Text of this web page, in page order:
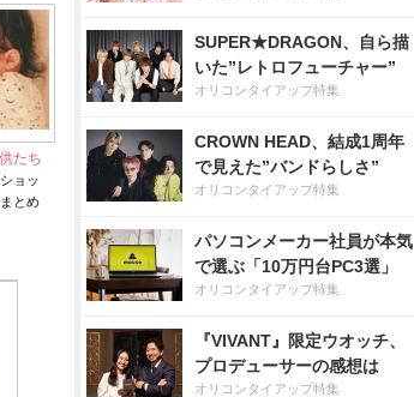
たち
ョッ
とめ
SUPER★DRAGON、自ら描
いた”レトロフューチャー”
オリコンタイアップ特集
CROWN HEAD、結成1周年
で見えた”バンドらしさ”
オリコンタイアップ特集
パソコンメーカー社員が本気
で選ぶ「10万円台PC3選」
オリコンタイアップ特集
『VIVANT』限定ウオッチ、
プロデューサーの感想は
オリコンタイアップ特集